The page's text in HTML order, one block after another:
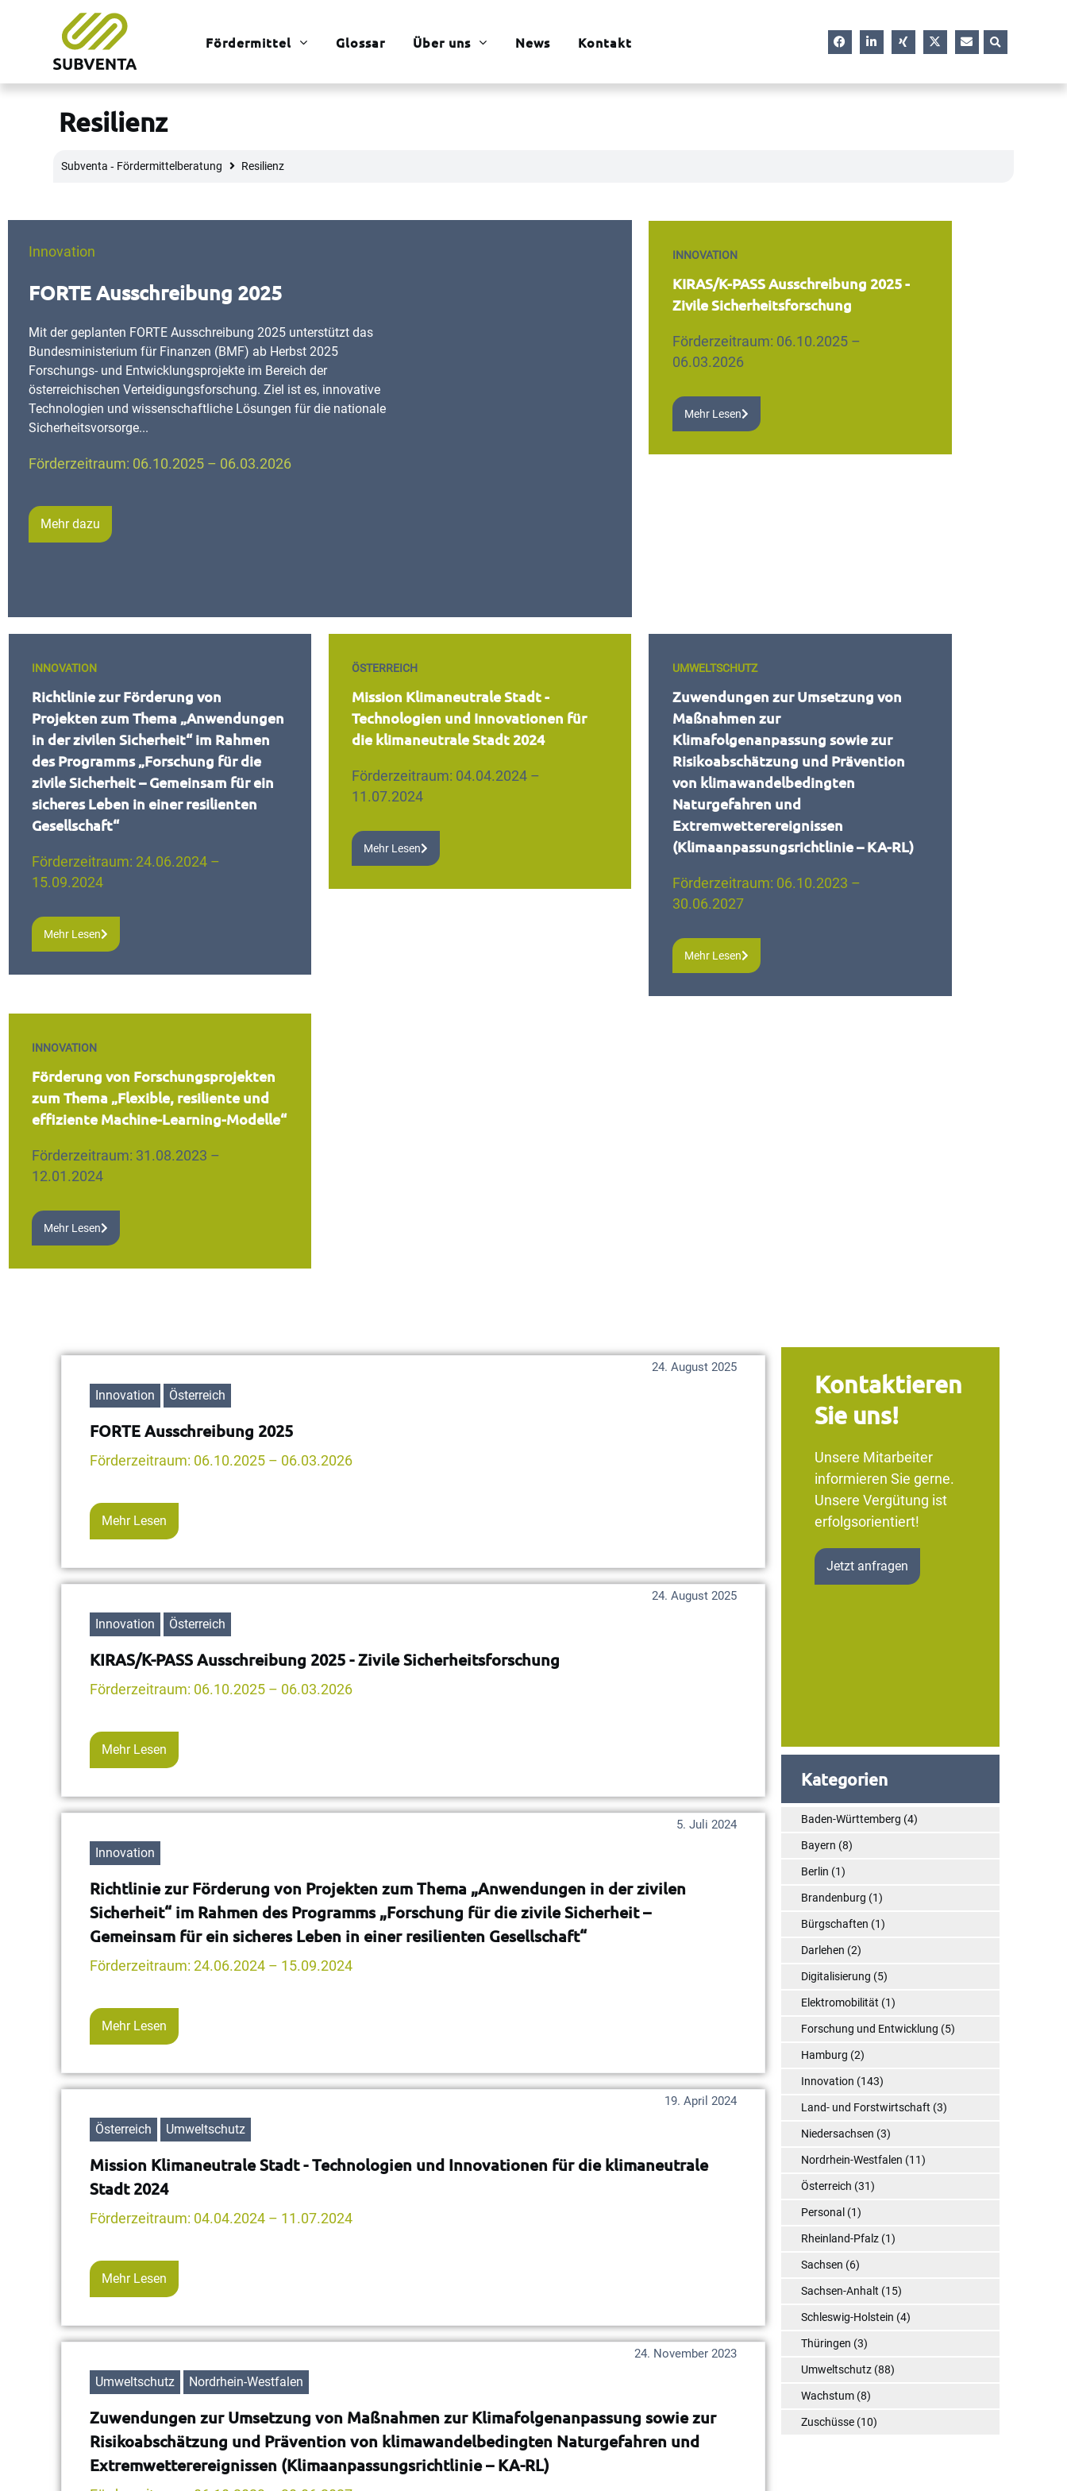
Fördermittel Glossar Über uns News Kontakt
Resilienz
Subventa ‐ Fördermittelberatung Resilienz
Innovation
FORTE Ausschreibung 2025
Mit der geplanten FORTE Ausschreibung 2025 unterstützt das
Bundesministerium für Finanzen (BMF) ab Herbst 2025
Forschungs- und Entwicklungsprojekte im Bereich der
österreichischen Verteidigungsforschung. Ziel ist es, innovative
Technologien und wissenschaftliche Lösungen für die nationale
Sicherheitsvorsorge...
Förderzeitraum: 06.10.2025 – 06.03.2026
Mehr dazu
INNOVATION
KIRAS/K-PASS Ausschreibung 2025 -
Zivile Sicherheitsforschung
Förderzeitraum: 06.10.2025 –
06.03.2026
Mehr Lesen
INNOVATION
Richtlinie zur Förderung von
Projekten zum Thema „Anwendungen
in der zivilen Sicherheit“ im Rahmen
des Programms „Forschung für die
zivile Sicherheit – Gemeinsam für ein
sicheres Leben in einer resilienten
Gesellschaft“
Förderzeitraum: 24.06.2024 –
15.09.2024
Mehr Lesen
ÖSTERREICH
Mission Klimaneutrale Stadt -
Technologien und Innovationen für
die klimaneutrale Stadt 2024
Förderzeitraum: 04.04.2024 –
11.07.2024
Mehr Lesen
UMWELTSCHUTZ
Zuwendungen zur Umsetzung von
Maßnahmen zur
Klimafolgenanpassung sowie zur
Risikoabschätzung und Prävention
von klimawandelbedingten
Naturgefahren und
Extremwetterereignissen
(Klimaanpassungsrichtlinie – KA-RL)
Förderzeitraum: 06.10.2023 –
30.06.2027
Mehr Lesen
INNOVATION
Förderung von Forschungsprojekten
zum Thema „Flexible, resiliente und
effiziente Machine-Learning-Modelle“
Förderzeitraum: 31.08.2023 –
12.01.2024
Mehr Lesen
Innovation Österreich
24. August 2025
FORTE Ausschreibung 2025
Förderzeitraum: 06.10.2025 – 06.03.2026
Mehr Lesen
Innovation Österreich
24. August 2025
KIRAS/K-PASS Ausschreibung 2025 - Zivile Sicherheitsforschung
Förderzeitraum: 06.10.2025 – 06.03.2026
Mehr Lesen
Innovation
5. Juli 2024
Richtlinie zur Förderung von Projekten zum Thema „Anwendungen in der zivilen
Sicherheit“ im Rahmen des Programms „Forschung für die zivile Sicherheit –
Gemeinsam für ein sicheres Leben in einer resilienten Gesellschaft“
Förderzeitraum: 24.06.2024 – 15.09.2024
Mehr Lesen
Österreich Umweltschutz
19. April 2024
Mission Klimaneutrale Stadt - Technologien und Innovationen für die klimaneutrale
Stadt 2024
Förderzeitraum: 04.04.2024 – 11.07.2024
Mehr Lesen
Umweltschutz Nordrhein-Westfalen
24. November 2023
Zuwendungen zur Umsetzung von Maßnahmen zur Klimafolgenanpassung sowie zur
Risikoabschätzung und Prävention von klimawandelbedingten Naturgefahren und
Extremwetterereignissen (Klimaanpassungsrichtlinie – KA-RL)
Kontaktieren
Sie uns!
Unsere Mitarbeiter
informieren Sie gerne.
Unsere Vergütung ist
erfolgsorientiert!
Jetzt anfragen
Kategorien
Baden-Württemberg (4)
Bayern (8)
Berlin (1)
Brandenburg (1)
Bürgschaften (1)
Darlehen (2)
Digitalisierung (5)
Elektromobilität (1)
Forschung und Entwicklung (5)
Hamburg (2)
Innovation (143)
Land- und Forstwirtschaft (3)
Niedersachsen (3)
Nordrhein-Westfalen (11)
Österreich (31)
Personal (1)
Rheinland-Pfalz (1)
Sachsen (6)
Sachsen-Anhalt (15)
Schleswig-Holstein (4)
Thüringen (3)
Umweltschutz (88)
Wachstum (8)
Zuschüsse (10)